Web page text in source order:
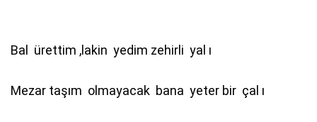
Bal ürettim ,lakin yedim zehirli yal ı
Mezar taşım olmayacak bana yeter bir çal ı